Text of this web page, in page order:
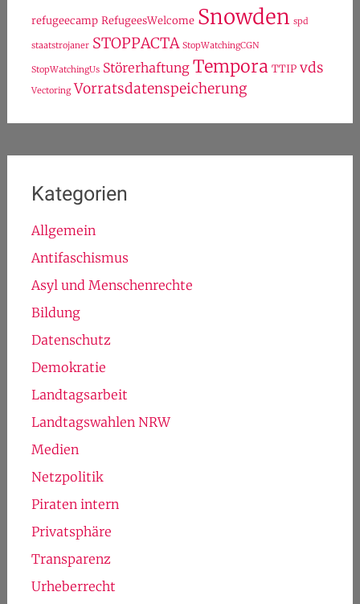
refugeecamp RefugeesWelcome Snowden spd
staatstrojaner STOPPACTA StopWatchingCGN
StopWatchingUs Störerhaftung Tempora TTIP vds
Vectoring Vorratsdatenspeicherung
Kategorien
Allgemein
Antifaschismus
Asyl und Menschenrechte
Bildung
Datenschutz
Demokratie
Landtagsarbeit
Landtagswahlen NRW
Medien
Netzpolitik
Piraten intern
Privatsphäre
Transparenz
Urheberrecht